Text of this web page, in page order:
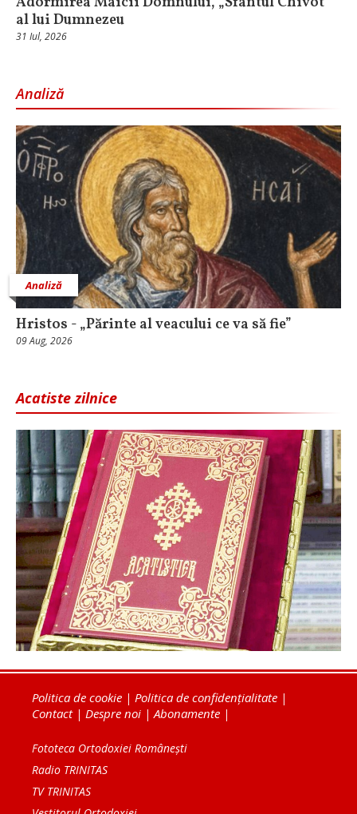
al lui Dumnezeu
31 Iul, 2026
Analiză
Analiză
Hristos - „Părinte al veacului ce va să fie”
09 Aug, 2026
Acatiste zilnice
Politica de cookie | Politica de confidențialitate |
Contact| Despre noi |Abonamente |
Fototeca Ortodoxiei Românești
Radio TRINITAS
TV TRINITAS